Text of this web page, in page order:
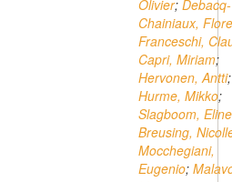
Olivier; Debacq-
Chainiaux,
Franceschi,
Capri, Miriam;
Hervonen, Antti;
Hurme, Mikko;
Slagboom, Eline
Breusing,
Mocchegiani,
Eugenio;